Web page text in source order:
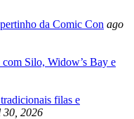
da Comic Con ago
Silo, Widow’s Bay e
filas e
30, 2026